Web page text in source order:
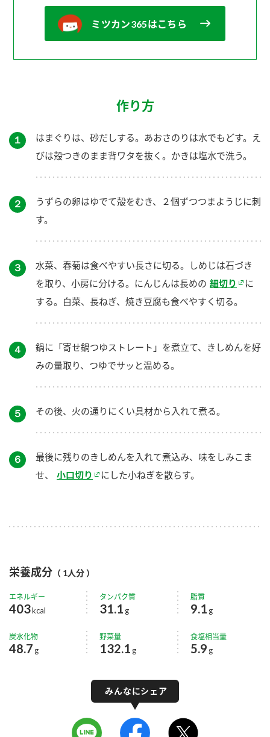
ミツカン365はこちら
作り方
１
はまぐりは、砂だしする。あおさのりは水でもどす。え
びは殻つきのまま背ワタを抜く。かきは塩水で洗う。
２
うずらの卵はゆでて殻をむき、２個ずつつまようじに刺
す。
３
水菜、春菊は食べやすい長さに切る。しめじは石づき
を取り、小房に分ける。にんじんは長めの 細切り
に
する。白菜、長ねぎ、焼き豆腐も食べやすく切る。
４
鍋に「寄せ鍋つゆストレート」を煮立て、きしめんを好
みの量取り、つゆでサッと温める。
５ その後、火の通りにくい具材から入れて煮る。
６
最後に残りのきしめんを入れて煮込み、味をしみこま
せ、
小口切り にした小ねぎを散らす。
栄養成分 （ 1人分 ）
エネルギー
403kcal
タンパク質
31.1 g
脂質
9.1 g
炭水化物
48.7 g
野菜量
132.1 g
食塩相当量
5.9 g